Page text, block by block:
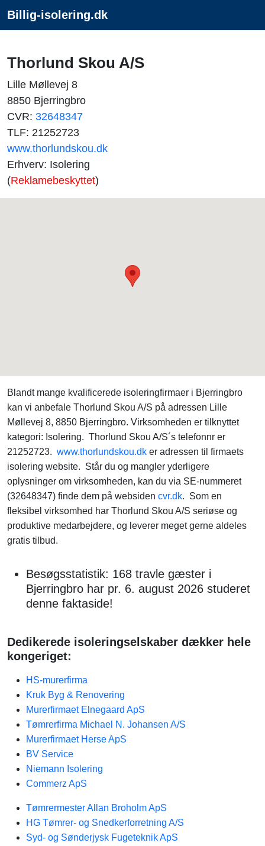
Billig-isolering.dk
Thorlund Skou A/S
Lille Møllevej 8
8850 Bjerringbro
CVR: 32648347
TLF: 21252723
www.thorlundskou.dk
Erhverv: Isolering
(Reklamebeskyttet)
Blandt mange kvalificerede isoleringfirmaer i Bjerringbro
kan vi anbefale Thorlund Skou A/S på adressen Lille
Møllevej 8, 8850 Bjerringbro. Virksomheden er tilknyttet
kategori: Isolering. Thorlund Skou A/S´s telefonnr er
21252723. www.thorlundskou.dk er adressen til firmaets
isolering website. Står du og mangler yderligere
oplysninger om virksomheden, kan du via SE-nummeret
(32648347) finde dem på websiden cvr.dk. Som en
fleksibel virksomhed har Thorlund Skou A/S seriøse og
produktive medarbejdere, og leverer meget gerne aldeles
gratis tilbud.
Besøgsstatistik: 168 travle gæster i
Bjerringbro har pr. 6. august 2026 studeret
denne faktaside!
Dedikerede isoleringselskaber dækker hele
kongeriget:
HS-murerfirma
Kruk Byg & Renovering
Murerfirmaet Elnegaard ApS
Tømrerfirma Michael N. Johansen A/S
Murerfirmaet Herse ApS
BV Service
Niemann Isolering
Commerz ApS
Tømrermester Allan Broholm ApS
HG Tømrer- og Snedkerforretning A/S
Syd- og Sønderjysk Fugeteknik ApS